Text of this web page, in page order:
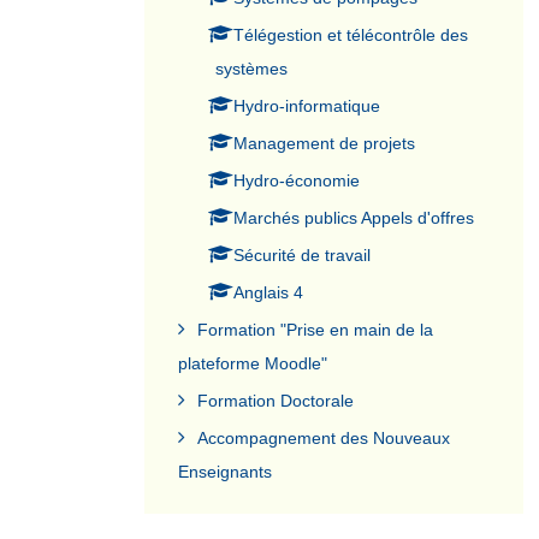
Télégestion et télécontrôle des
systèmes
Hydro-informatique
Management de projets
Hydro-économie
Marchés publics Appels d'offres
Sécurité de travail
Anglais 4
Formation "Prise en main de la
plateforme Moodle"
Formation Doctorale
Accompagnement des Nouveaux
Enseignants